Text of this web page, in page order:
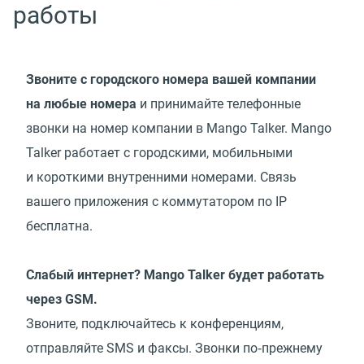
работы
Звоните с городского номера вашей компании
на любые номера и принимайте телефонные
звонки на номер компании в Mango Talker. Mango
Talker работает с городскими, мобильными
и короткими внутренними номерами. Связь
вашего приложения с коммутатором по IP
бесплатна.
Слабый интернет? Mango Talker будет работать
через GSM.
Звоните, подключайтесь к конференциям,
отправляйте SMS и факсы. Звонки по‑прежнему